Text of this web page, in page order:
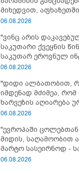
მიხედვით,
„ჩვენებს ტყვეები არ
06.08.2026
"ვინც არის
საკუთარი ქვეყნის
საკუთარ ეროვნულ
უპირისპირდება,
ირაკლი კობახიძე
06.08.2026
"დიდი ალბათობით,
იმდენად მძიმეა, რომ
ხარვეზის აღიარება
ნამდვილი მიზეზის
გათიშვაზე
06.08.2026
"ევროპაში
მიდის, საღამოობით
მარტო სასეირნოდ - საქართველოში ეგ
პრობლემა არ არის!" -
06.08.2026